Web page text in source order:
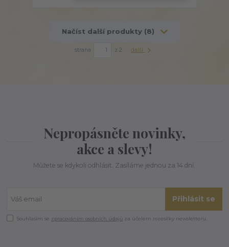
Načíst další produkty (8)
strana z 2 další
Nepropásněte novinky,
akce a slevy!
Můžete se kdykoli odhlásit. Zasíláme jednou za 14 dní.
Přihlásit se
Souhlasím se zpracováním osobních údajů za účelem rozesílky newsletteru.